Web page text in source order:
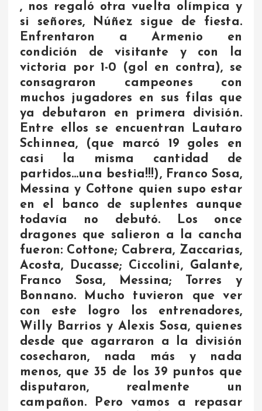
, nos regaló otra vuelta olímpica y
si señores, Núñez sigue de fiesta.
Enfrentaron a Armenio en
condición de visitante y con la
victoria por 1-0 (gol en contra), se
consagraron campeones con
muchos jugadores en sus filas que
ya debutaron en primera división.
Entre ellos se encuentran Lautaro
Schinnea, (que marcó 19 goles en
casi la misma cantidad de
partidos…una bestia!!!), Franco Sosa,
Messina y Cottone quien supo estar
en el banco de suplentes aunque
todavía no debutó. Los once
dragones que salieron a la cancha
fueron: Cottone; Cabrera, Zaccarias,
Acosta, Ducasse; Ciccolini, Galante,
Franco Sosa, Messina; Torres y
Bonnano. Mucho tuvieron que ver
con este logro los entrenadores,
Willy Barrios y Alexis Sosa, quienes
desde que agarraron a la división
cosecharon, nada más y nada
menos, que 35 de los 39 puntos que
disputaron, realmente un
campañon. Pero vamos a repasar